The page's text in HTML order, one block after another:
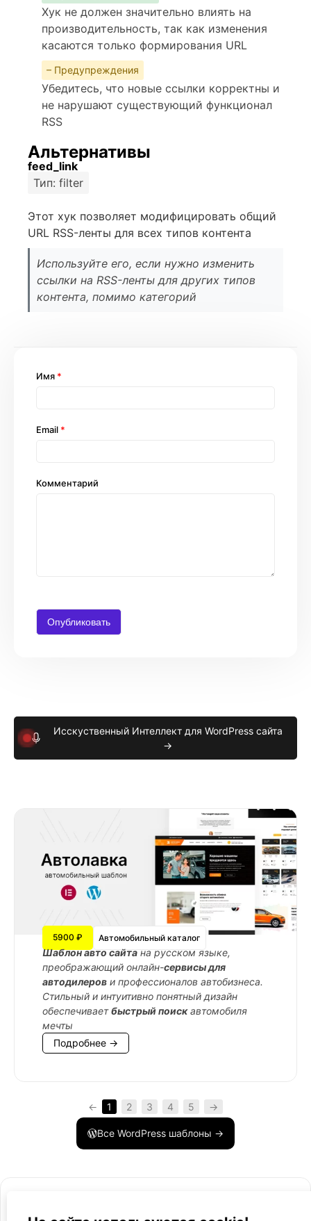
Хук не должен значительно влиять на
производительность, так как изменения
касаются только формирования URL
– Предупреждения
Убедитесь, что новые ссылки корректны и
не нарушают существующий функционал
RSS
Альтернативы
feed_link
Тип: filter
Этот хук позволяет модифицировать общий
URL RSS-ленты для всех типов контента
Используйте его, если нужно изменить
ссылки на RSS-ленты для других типов
контента, помимо категорий
Комментарий
Имя *
Email *
Исскуственный Интеллект для WordPress сайта
→
5900 ₽ Автомобильный каталог
Шаблон авто сайта на русском языке,
преображающий онлайн-сервисы для
автодилеров и профессионалов автобизнеса.
Стильный и интуитивно понятный дизайн
обеспечиваетбыстрый поискавтомобиля
мечты
Подробнее →
← 1 2 3 4 5 →
Все WordPress шаблоны →